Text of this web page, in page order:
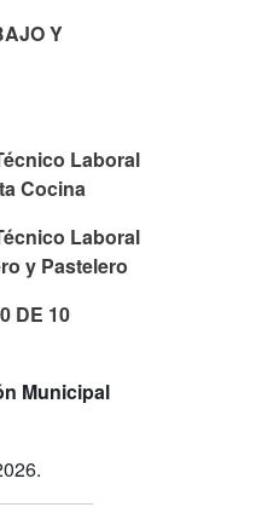
Y
Laboral
Cocina
Laboral
y Pastelero
DE 10
Municipal